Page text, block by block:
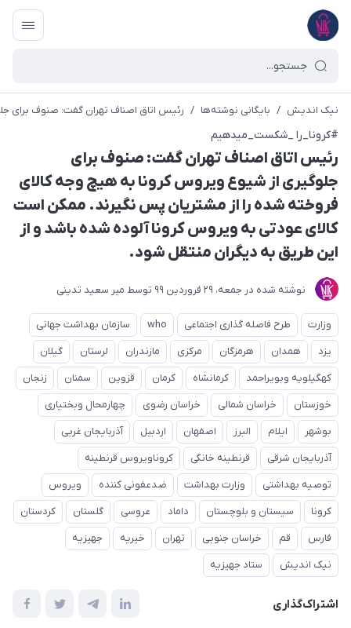
نیک اندیش / بایگانی نوشته‌ها / رئیس اتاق اصناف تهران گفت: صنوف برای
#کرونا_را _شکست_میدهیم
رئیس اتاق اصناف تهران گفت: صنوف برای
جلوگیری از شیوع ویروس کرونا به هیچ وجه کالای
فروخته شده را از مشتریان پس نگیرند. ممکن است
کالای عودتی به ویروس کرونا آلوده شده باشد و از
این طریق به دیگران منتقل شود.
نوشته شده در جمعه، 29 فروردین 99 توسط میر سعید تدینی
وزارت طرح فاصله گذاری اجتماعی who
سازمان بهداشت جهانی
یزد
همدان هرمزگان مرکزی مازندران لرستان
گیلان
کهگیلویه وبویراحمد
کرمانشاه کرمان قزوین سمنان
زنجان
خوزستان
خراسان شمالی خراسان رضوی
چهارمحال وبختیاری
بوشهر
ایلام البرز اصفهان اردبیل
آذربایجان غربی
آذربایجان شرقی
قرنطینه خانگی
کروناویروس قرنطینه
توصیه بهداشتی
وزارت بهداشت ضدعفونی کننده
ویروس
کرونا
سیستان و بلوچستان داماد عروسی گلستان
کردستان
فارس
قم خراسان جنوبی تهران خیریه
جهیزیه
نیک اندیش
ستاد جهیزیه
اشتراک‌گذاری